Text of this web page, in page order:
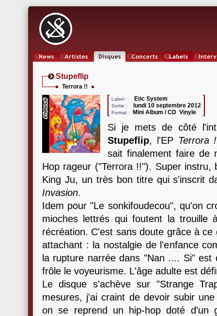
Stupeflip
Terrora !!
Label : Etic System
Sortie : lundi 10 septembre 2012
Format : Mini Album / CD Vinyle
Si je mets de côté
Stupeflip, l'EP Terrora
sait finalement faire de
Hop rageur ("Terrora !!"). Super instru,
King Ju, un très bon titre qui s'inscrit
Invasion.
Idem pour "Le sonkifoudecou", qu'on
mioches lettrés qui foutent la
récréation. C'est sans doute grâce à
attachant : la nostalgie de l'enfance
la rupture narrée dans "Nan .... Si"
frôle le voyeurisme. L'âge adulte est
Le disque s'achève sur "Strange
mesures, j'ai craint de devoir subir
on se reprend un hip-hop doté d'un